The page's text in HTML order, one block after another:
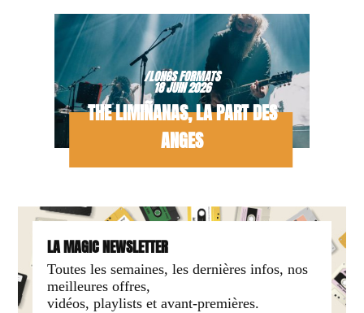
/LONGS FORMATS
18 JUIN 2026
THE LIMIÑANAS, LA PART DES
ANGES
LA MAGIC NEWSLETTER
Toutes les semaines, les dernières infos, nos
meilleures offres,
vidéos, playlists et avant-premières.